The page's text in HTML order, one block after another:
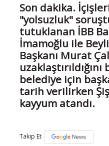
Son dakika.
"yolsuzluk"
tutuklanan İBB
İmamoğlu ile
Başkanı Murat
belediye için
tarih verilirken
kayyum atandı.
Takip Et